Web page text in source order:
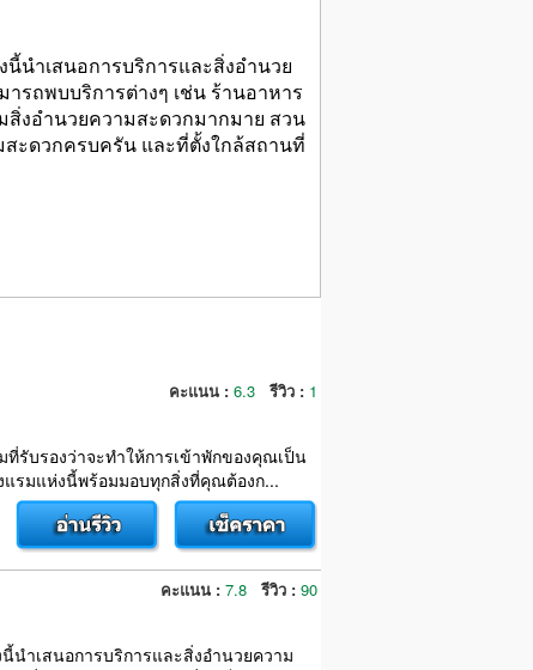
ำเสนอการบริการและสิ่งอำนวย
รถพบบริการต่างๆ เช่น ร้านอาหาร
งอำนวยความสะดวกมากมาย สวน
ะดวกครบครัน และที่ตั้งใกล้สถานที่
คะแนน : 6.3 รีวิว : 1
รับรองว่าจะทำให้การเข้าพักของคุณเป็น
รมแห่งนี้พร้อมมอบทุกสิ่งที่คุณต้องก...
คะแนน : 7.8 รีวิว : 90
นำเสนอการบริการและสิ่งอำนวยความ